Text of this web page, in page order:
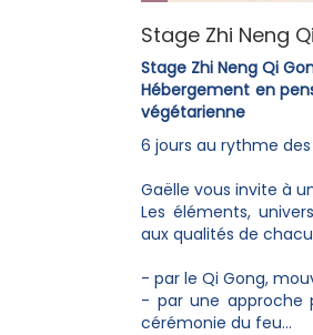
Stage Zhi Neng
Stage Zhi Neng Qi
Hébergement en
végétarienne
6 jours au rythme
Gaëlle vous invite à
Les éléments,
aux qualités de
- par le Qi Gong,
- par une approche
cérémonie du feu...